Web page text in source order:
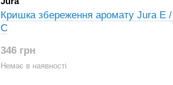
Кришка збереження аромату Jura E
C
346 грн
Немає в наявності